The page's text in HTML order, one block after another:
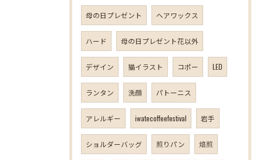
母の日プレゼント ヘアワックス
ハード 母の日プレゼント花以外
デザイン 猫イラスト コポー LED
ランタン 洗顔 パトーニス
アレルギー iwatecoffeefestival 岩手
ショルダーバッグ 煎りパン 焙煎